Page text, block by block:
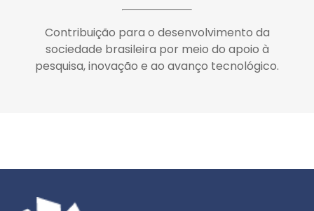
Contribuição para o desenvolvimento da
sociedade brasileira por meio do apoio à
pesquisa, inovação e ao avanço tecnológico.